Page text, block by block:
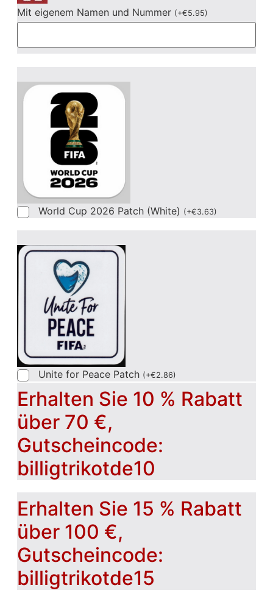
Mit eigenem Namen und Nummer (+€5.95)
World Cup 2026 Patch (White) (+€3.63)
Unite for Peace Patch (+€2.86)
Erhalten Sie 10 % Rabatt
über 70 €,
Gutscheincode:
billigtrikotde10
Erhalten Sie 15 % Rabatt
über 100 €,
Gutscheincode:
billigtrikotde15